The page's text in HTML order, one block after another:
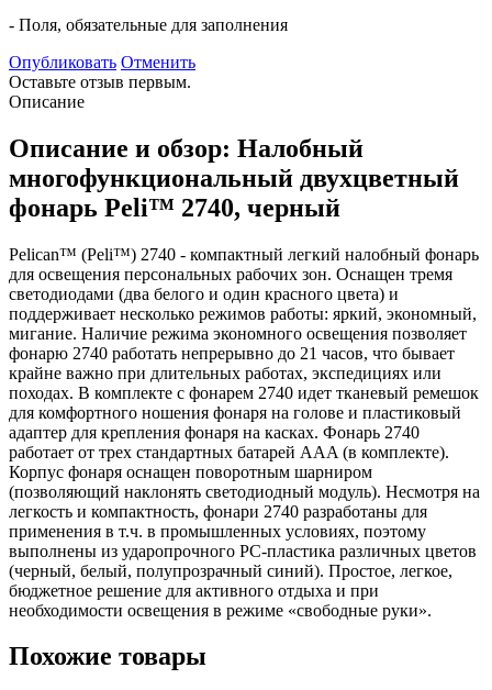
- Поля, обязательные для заполнения
Опубликовать Отменить
Оставьте отзыв первым.
Описание
Описание и обзор: Налобный
многофункциональный двухцветный
фонарь Peli™ 2740, черный
Pelican™ (Peli™) 2740 - компактный легкий налобный фонарь
для освещения персональных рабочих зон. Оснащен тремя
светодиодами (два белого и один красного цвета) и
поддерживает несколько режимов работы: яркий, экономный,
мигание. Наличие режима экономного освещения позволяет
фонарю 2740 работать непрерывно до 21 часов, что бывает
крайне важно при длительных работах, экспедициях или
походах. В комплекте с фонарем 2740 идет тканевый ремешок
для комфортного ношения фонаря на голове и пластиковый
адаптер для крепления фонаря на касках. Фонарь 2740
работает от трех стандартных батарей AAA (в комплекте).
Корпус фонаря оснащен поворотным шарниром
(позволяющий наклонять светодиодный модуль). Несмотря на
легкость и компактность, фонари 2740 разработаны для
применения в т.ч. в промышленных условиях, поэтому
выполнены из ударопрочного PC-пластика различных цветов
(черный, белый, полупрозрачный синий). Простое, легкое,
бюджетное решение для активного отдыха и при
необходимости освещения в режиме «свободные руки».
Похожие товары